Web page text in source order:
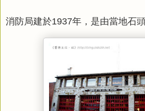
消防局建於1937年，是由當地石頭